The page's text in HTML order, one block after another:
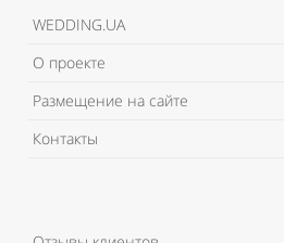
WEDDING.UA
О проекте
Размещение на сайте
Контакты